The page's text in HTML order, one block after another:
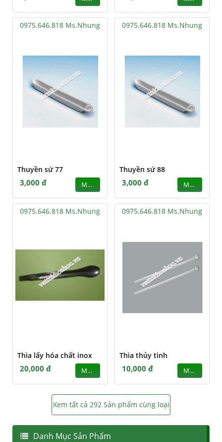
0975.646.818 Ms.Nhung
Thuyền sứ 77
3,000 đ MUA
0975.646.818 Ms.Nhung
Thuyền sứ 88
3,000 đ MUA
0975.646.818 Ms.Nhung
Thìa lấy hóa chất inox
20,000 đ MUA
0975.646.818 Ms.Nhung
Thìa thủy tinh
10,000 đ MUA
Xem tất cả 292 Sản phẩm cùng loại
Danh Mục Sản Phẩm